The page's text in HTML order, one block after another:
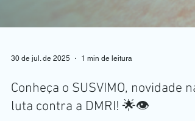
30 de jul. de 2025 1 min de leitura
Conheça o SUSVIMO, novidade na